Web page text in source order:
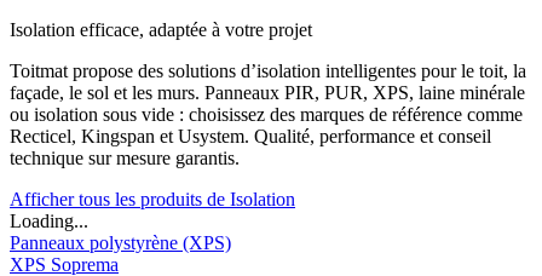
Isolation efficace, adaptée à votre projet
Toitmat propose des solutions d’isolation intelligentes pour le toit, la
façade, le sol et les murs. Panneaux PIR, PUR, XPS, laine minérale
ou isolation sous vide : choisissez des marques de référence comme
Recticel, Kingspan et Usystem. Qualité, performance et conseil
technique sur mesure garantis.
Afficher tous les produits de Isolation
Loading...
Panneaux polystyrène (XPS)
XPS Soprema